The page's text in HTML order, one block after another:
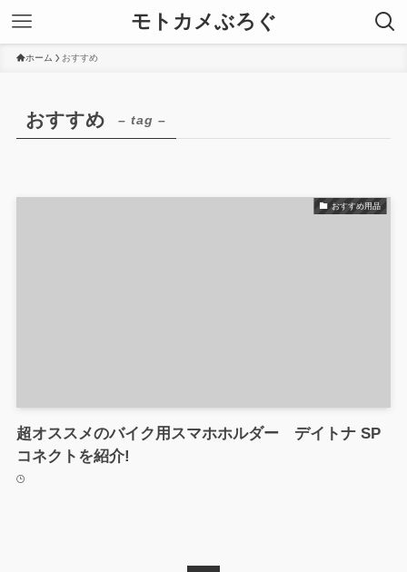
モトカメぶろぐ
ホーム おすすめ
おすすめ – tag –
おすすめ用品
超オススメのバイク用スマホホルダー デイトナ SP
コネクトを紹介!